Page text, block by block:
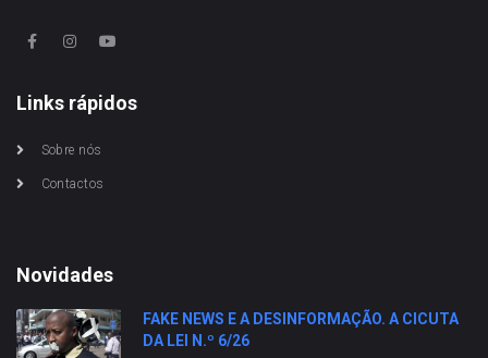
Links rápidos
Sobre nós
Contactos
Novidades
FAKE NEWS E A DESINFORMAÇÃO. A CICUTA
DA LEI N.º 6/26